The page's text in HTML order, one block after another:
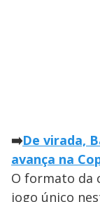
➡️De virada,
avança na
O formato da
jogo único